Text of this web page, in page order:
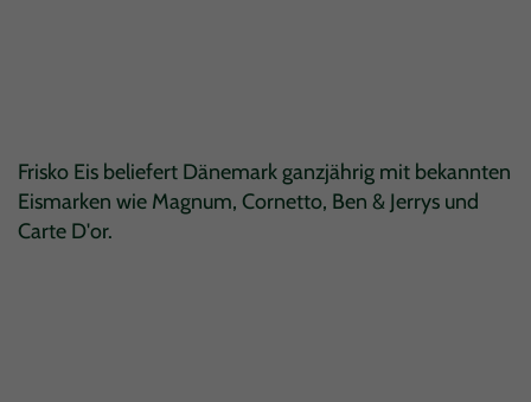
Frisko Eis beliefert Dänemark ganzjährig mit bekannten
Eismarken wie Magnum, Cornetto, Ben & Jerrys und
Carte D'or.